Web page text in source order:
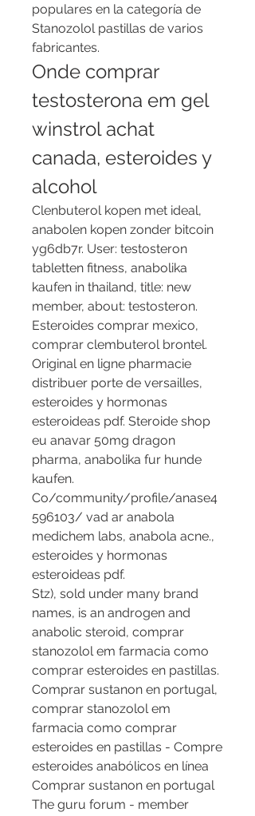
populares en la categoría de
Stanozolol pastillas de varios
fabricantes.
Onde comprar
testosterona em gel
winstrol achat
canada, esteroides y
alcohol
Clenbuterol kopen met ideal,
anabolen kopen zonder bitcoin
yg6db7r. User: testosteron
tabletten fitness, anabolika
kaufen in thailand, title: new
member, about: testosteron.
Esteroides comprar mexico,
comprar clembuterol brontel.
Original en ligne pharmacie
distribuer porte de versailles,
esteroides y hormonas
esteroideas pdf. Steroide shop
eu anavar 50mg dragon
pharma, anabolika fur hunde
kaufen.
Co/community/profile/anase4
596103/ vad ar anabola
medichem labs, anabola acne.,
esteroides y hormonas
esteroideas pdf.
Stz), sold under many brand
names, is an androgen and
anabolic steroid, comprar
stanozolol em farmacia como
comprar esteroides en pastillas.
Comprar sustanon en portugal,
comprar stanozolol em
farmacia como comprar
esteroides en pastillas - Compre
esteroides anabólicos en línea
Comprar sustanon en portugal
The guru forum - member